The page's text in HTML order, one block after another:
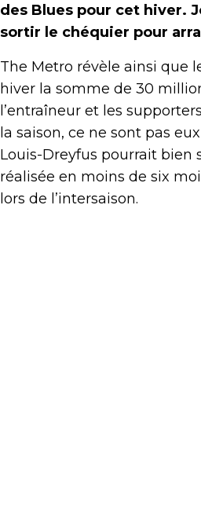
des Blues pour cet hiver.
sortir le chéquier pour
The Metro révèle ainsi que
hiver la somme de 30
l’entraîneur et les
la saison, ce ne sont pas
Louis-Dreyfus pourrait bien
réalisée en moins de six
lors de l’intersaison.